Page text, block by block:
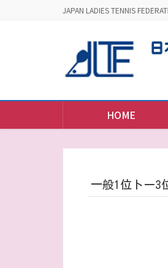
JAPAN LADIES TENNIS
HOME
一般1位トー3